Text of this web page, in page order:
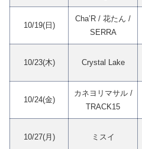
10/19(日)
Cha’R / 花たん /
SERRA
10/23(木) Crystal Lake
10/24(金)
カネヨリマサル /
TRACK15
10/27(月) ミスイ